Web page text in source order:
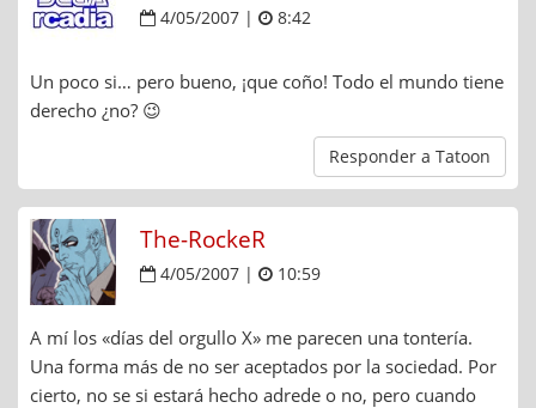
4/05/2007 | 8:42
Un poco si… pero bueno, ¡que coño! Todo el mundo tiene
derecho ¿no? 😉
Responder a Tatoon
The-RockeR
4/05/2007 | 10:59
A mí los «días del orgullo X» me parecen una tontería.
Una forma más de no ser aceptados por la sociedad. Por
cierto, no se si estará hecho adrede o no, pero cuando